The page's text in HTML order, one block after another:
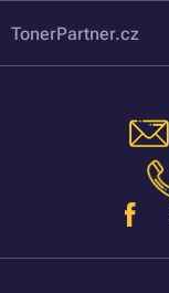
TonerPartner.cz